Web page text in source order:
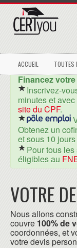
ACCUEIL TOUTES
Financez
Inscrivez-
minutes et
site du CPF.
Obtenez un
et sous 10
Pour tous
éligibles au
VOTRE
Nous allons
couvre 100% de
coordonnées, et
votre devis